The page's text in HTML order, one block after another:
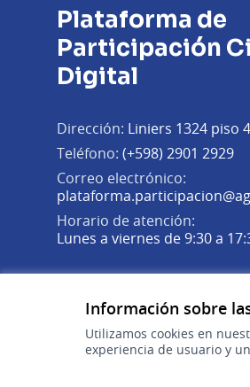
Información sobre
Utilizamos cookies en
experiencia de usuario y
Plataforma de
Participación
Digital
Dirección: Liniers 1324 piso 4
Teléfono: (+598) 2901 2929
Correo electrónico:
Horario de atención:
Lunes a viernes de 9:30 a
(Enlace externo)
(Enlace externo)
(Enlace externo)